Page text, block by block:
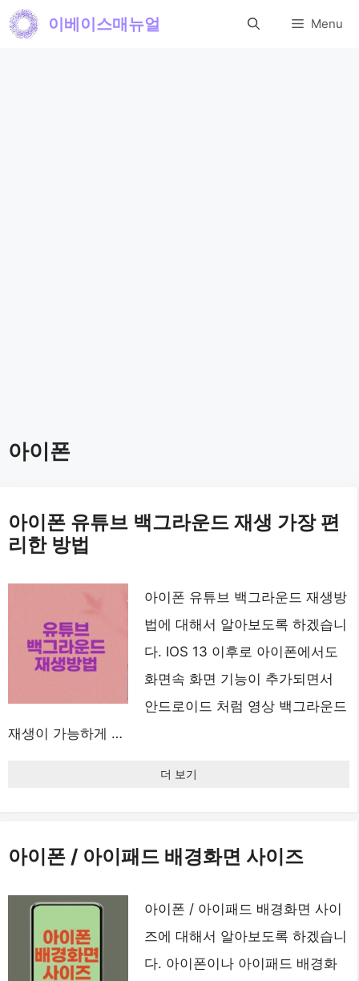
컨
이베이스매뉴얼 Menu
아이폰
아이폰 유튜브 백그라운드 재생 가장 편
리한 방법
아이폰 유튜브 백그라운드 재생방
법에 대해서 알아보도록 하겠습니
다. IOS 13 이후로 아이폰에서도
화면속 화면 기능이 추가되면서
안드로이드 처럼 영상 백그라운드
재생이 가능하게 …
더 보기
아이폰 / 아이패드 배경화면 사이즈
아이폰 / 아이패드 배경화면 사이
즈에 대해서 알아보도록 하겠습니
다. 아이폰이나 아이패드 배경화